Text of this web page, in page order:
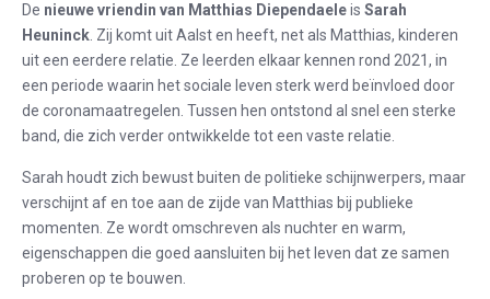
De nieuwe vriendin van Matthias Diependaeleis Sarah
Heuninck . Zij komt uit Aalst en heeft, net als Matthias, kinderen
uit een eerdere relatie. Ze leerden elkaar kennen rond 2021, in
een periode waarin het sociale leven sterk werd beïnvloed door
de coronamaatregelen. Tussen hen ontstond al snel een sterke
band, die zich verder ontwikkelde tot een vaste relatie.
Sarah houdt zich bewust buiten de politieke schijnwerpers, maar
verschijnt af en toe aan de zijde van Matthias bij publieke
momenten. Ze wordt omschreven als nuchter en warm,
eigenschappen die goed aansluiten bij het leven dat ze samen
proberen op te bouwen.